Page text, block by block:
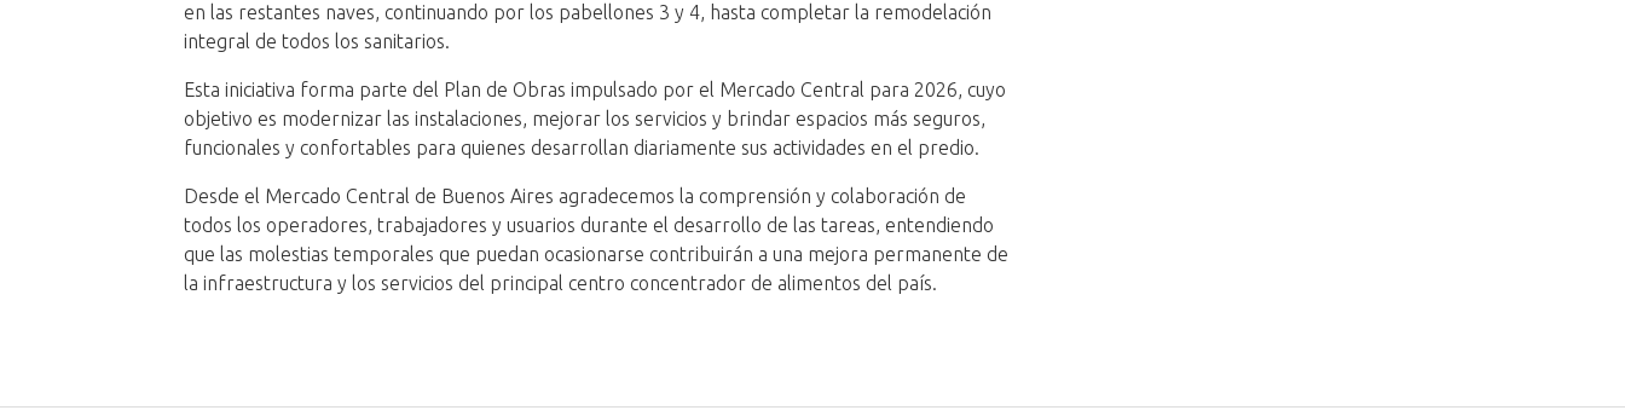
en las restantes naves, continuando por los pabellones 3 y 4, hasta completar la remodelación
integral de todos los sanitarios.
Esta iniciativa forma parte del Plan de Obras impulsado por el Mercado Central para 2026, cuyo
objetivo es modernizar las instalaciones, mejorar los servicios y brindar espacios más seguros,
funcionales y confortables para quienes desarrollan diariamente sus actividades en el predio.
Desde el Mercado Central de Buenos Aires agradecemos la comprensión y colaboración de
todos los operadores, trabajadores y usuarios durante el desarrollo de las tareas, entendiendo
que las molestias temporales que puedan ocasionarse contribuirán a una mejora permanente de
la infraestructura y los servicios del principal centro concentrador de alimentos del país.